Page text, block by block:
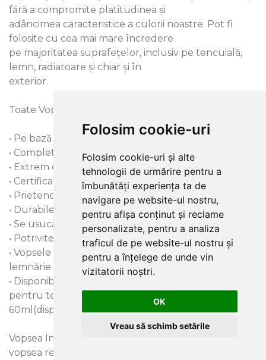
Folosim cookie-uri
Folosim cookie-uri și alte
tehnologii de urmărire pentru a
îmbunătăți experiența ta de
navigare pe website-ul nostru,
pentru afișa conținut și reclame
personalizate, pentru a analiza
traficul de pe website-ul nostru și
pentru a înțelege de unde vin
vizitatorii noștri.
OK
Vreau să schimb setările
fără a compromite platitudinea și
adâncimea caracteristice a culorii noastre. Pot fi
folosite cu cea mai mare încredere
pe majoritatea suprafețelor, inclusiv pe tencuială,
lemn, radiatoare și chiar și în
exterior.
Toate Vopselele Intelligent sunt:
• Pe bază de apă
• Complet lavabile
• Extrem de rezistente
• Certificate ca fiind sigure pentru copii
• Prietenoase cu mediul
• Durabile în timp
• Se usucă în 2-4 ore
• Potrivite pentru aplicare cu pensula sau cu role
• Vopsele ‘multi-suprafață’ – pot fi folosite pe pereți,
lemnărie și radiatoare.
• Disponibilă în cutii de 1l, 2.5l, 5l și 10l, plus recipiente
pentru testare de 250 ml și
60ml(disponibile doar in finisaj mat)
Vopsea Inteligentă pentru Pardoseli: Această
vopsea revoluționară cu uscare